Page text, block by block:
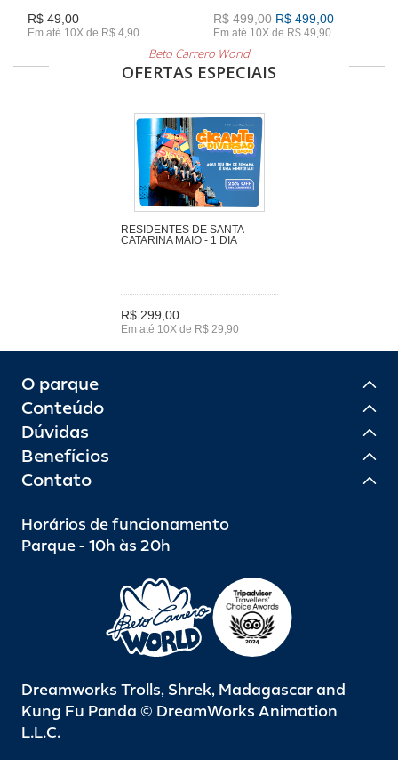
R$ 49,00
Em até 10X de R$ 4,90
R$ 499,00 R$ 499,00
Em até 10X de R$ 49,90
Beto Carrero World
OFERTAS ESPECIAIS
RESIDENTES DE SANTA
CATARINA MAIO - 1 DIA
R$ 299,00
Em até 10X de R$ 29,90
O parque
Conteúdo
Dúvidas
Benefícios
Contato
Horários de funcionamento
Parque - 10h às 20h
Dreamworks Trolls, Shrek, Madagascar and
Kung Fu Panda © DreamWorks Animation
L.L.C.